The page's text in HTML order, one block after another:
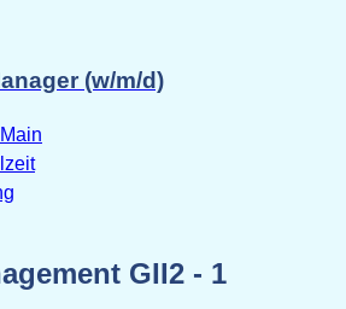
(w/m/d)
GII2 - 1